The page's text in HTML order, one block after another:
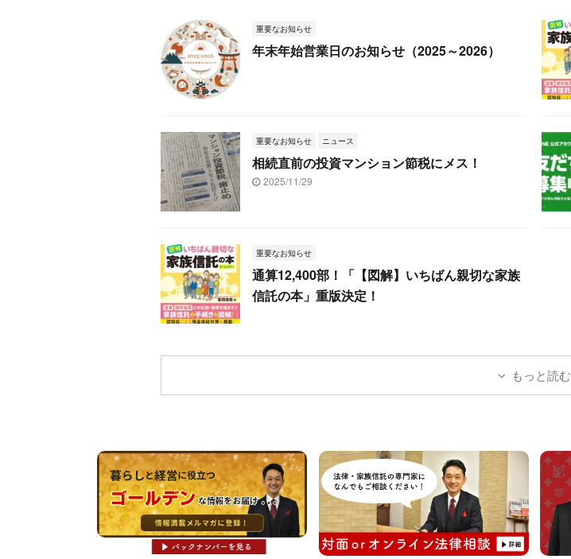
重要なお知らせ
年末年始営業日のお知らせ（2025～2026）
重要なお知らせ ニュース
相続直前の投資マンション節税にメス！
2025/11/29
重要なお知らせ
通算12,400部！「【図解】いちばん親切な家族
信託の本」重版決定！
もっと読む